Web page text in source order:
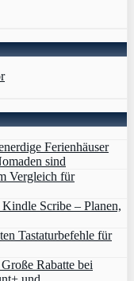
Ferienhäuser
sind
Vergleich für
Scribe – Planen,
Tastaturbefehle für
Rabatte bei